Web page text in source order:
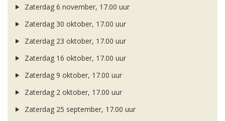
Zaterdag 6 november, 17.00 uur
Zaterdag 30 oktober, 17.00 uur
Zaterdag 23 oktober, 17.00 uur
Zaterdag 16 oktober, 17.00 uur
Zaterdag 9 oktober, 17.00 uur
Zaterdag 2 oktober, 17.00 uur
Zaterdag 25 september, 17.00 uur